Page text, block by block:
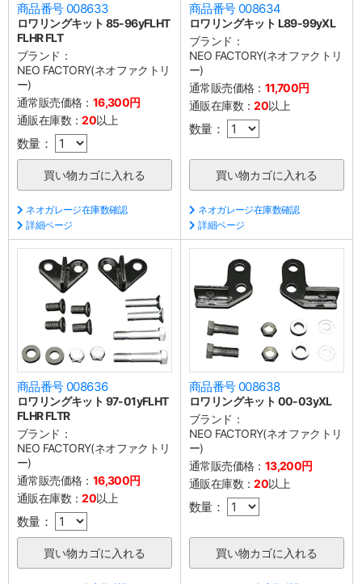
商品番号 008633
ロワリングキット 85-96yFLHT
FLHR FLT
ブランド：
NEO FACTORY(ネオファクトリ
ー)
通常販売価格： 16,300円
通販在庫数：20以上
数量：
ネオガレージ在庫数確認
詳細ページ
商品番号 008634
ロワリングキット L89-99yXL
ブランド：
NEO FACTORY(ネオファクトリ
ー)
通常販売価格： 11,700円
通販在庫数：20以上
数量：
ネオガレージ在庫数確認
詳細ページ
商品番号 008636
ロワリングキット 97-01yFLHT
FLHR FLTR
ブランド：
NEO FACTORY(ネオファクトリ
ー)
通常販売価格： 16,300円
通販在庫数：20以上
数量：
商品番号 008638
ロワリングキット 00-03yXL
ブランド：
NEO FACTORY(ネオファクトリ
ー)
通常販売価格： 13,200円
通販在庫数：20以上
数量：